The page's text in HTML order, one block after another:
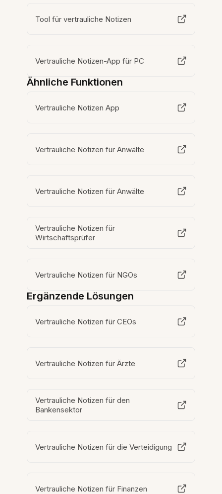
Tool für vertrauliche Notizen
Vertrauliche Notizen-App für PC
Ähnliche Funktionen
Vertrauliche Notizen App
Vertrauliche Notizen für Anwälte
Vertrauliche Notizen für Anwälte
Vertrauliche Notizen für
Wirtschaftsprüfer
Vertrauliche Notizen für NGOs
Ergänzende Lösungen
Vertrauliche Notizen für CEOs
Vertrauliche Notizen für Ärzte
Vertrauliche Notizen für den
Bankensektor
Vertrauliche Notizen für die Verteidigung
Vertrauliche Notizen für Finanzen